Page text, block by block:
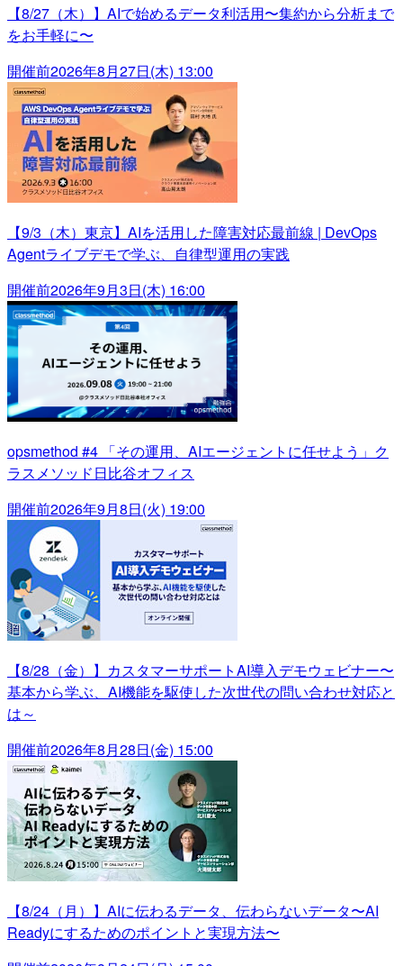
【8/27（木）】AIで始めるデータ利活用〜集約から分析まで
をお手軽に〜
開催前2026年8月27日(木) 13:00
【9/3（木）東京】AIを活用した障害対応最前線 | DevOps
Agentライブデモで学ぶ、自律型運用の実践
開催前2026年9月3日(木) 16:00
opsmethod #4 「その運用、AIエージェントに任せよう」ク
ラスメソッド日比谷オフィス
開催前2026年9月8日(火) 19:00
【8/28（金）】カスタマーサポートAI導入デモウェビナー〜
基本から学ぶ、AI機能を駆使した次世代の問い合わせ対応と
は～
開催前2026年8月28日(金) 15:00
【8/24（月）】AIに伝わるデータ、伝わらないデータ〜AI
Readyにするためのポイントと実現方法〜